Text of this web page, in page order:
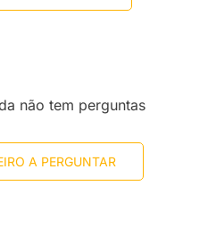
não tem perguntas
A PERGUNTAR